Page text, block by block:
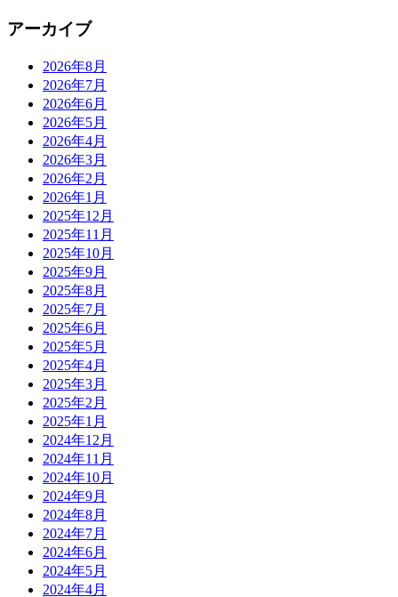
アーカイブ
2026年8月
2026年7月
2026年6月
2026年5月
2026年4月
2026年3月
2026年2月
2026年1月
2025年12月
2025年11月
2025年10月
2025年9月
2025年8月
2025年7月
2025年6月
2025年5月
2025年4月
2025年3月
2025年2月
2025年1月
2024年12月
2024年11月
2024年10月
2024年9月
2024年8月
2024年7月
2024年6月
2024年5月
2024年4月